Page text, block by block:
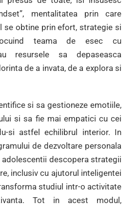
mentalitatea prin care
se obtine prin efort, strategie si
teama de esec cu
resursele sa depaseasca
de a invata, de a explora si
si sa gestioneze emotiile,
si sa fie mai empatici cu cei
si astfel echilibrul interior. In
de dezvoltare personala
adolescentii descopera strategii
inclusiv cu ajutorul inteligentei
studiul intr-o activitate
Tot in acest modul,